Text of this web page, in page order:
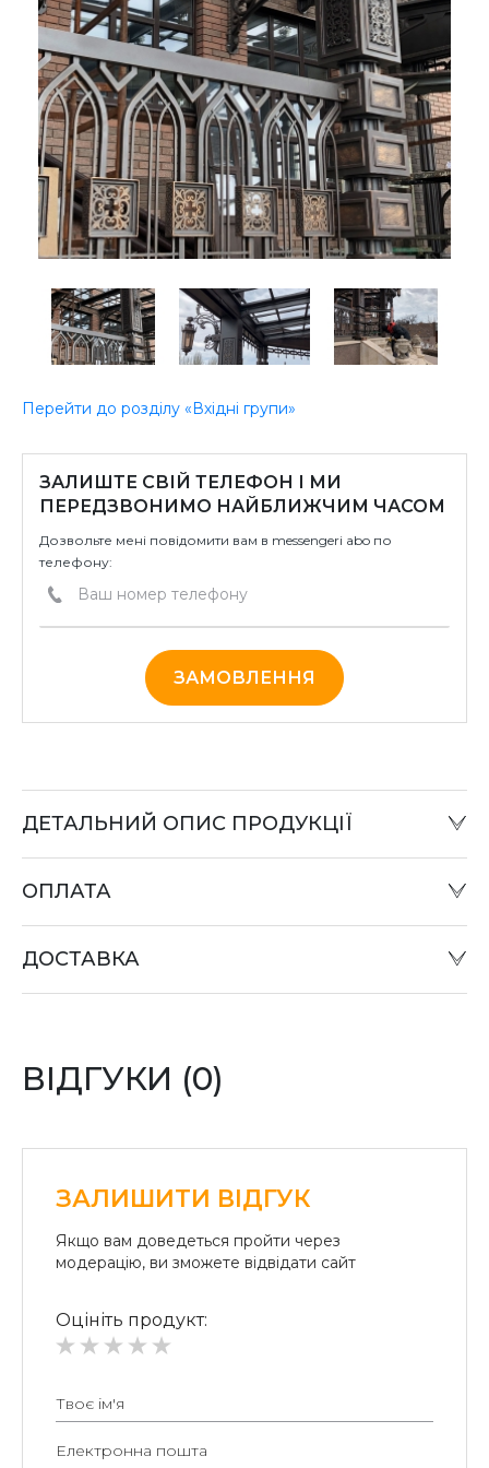
Перейти до розділу «Вхідні групи»
ЗАЛИШТЕ СВІЙ ТЕЛЕФОН І МИ
ПЕРЕДЗВОНИМО НАЙБЛИЖЧИМ ЧАСОМ
Дозвольте мені повідомити вам в messengeri abo по
телефону:
ЗАМОВЛЕННЯ
ДЕТАЛЬНИЙ ОПИС ПРОДУКЦІЇ
відправці «Податком» у відділенні «Нова пошта».
Безготівковий розрахунок для юридичних осіб:
Безготівкова плата на розрахунковий рахунок.
ОПЛАТА
ДОСТАВКА
ВІДГУКИ (0)
ЗАЛИШИТИ ВІДГУК
Якщо вам доведеться пройти через
модерацію, ви зможете відвідати сайт
Оцініть продукт: